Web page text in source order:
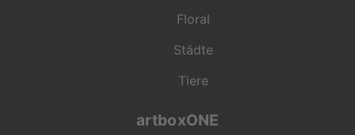
Floral
Städte
Tiere
artboxONE